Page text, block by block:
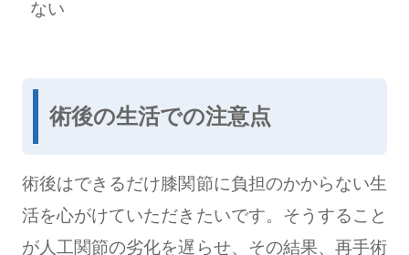
ない
術後の生活での注意点
術後はできるだけ膝関節に負担のかからない生
活を心がけていただきたいです。そうすること
が人工関節の劣化を遅らせ、その結果、再手術